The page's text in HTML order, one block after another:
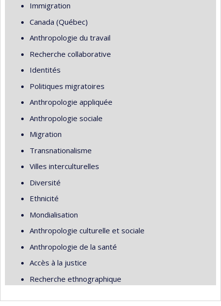
Immigration
Canada (Québec)
Anthropologie du travail
Recherche collaborative
Identités
Politiques migratoires
Anthropologie appliquée
Anthropologie sociale
Migration
Transnationalisme
Villes interculturelles
Diversité
Ethnicité
Mondialisation
Anthropologie culturelle et sociale
Anthropologie de la santé
Accès à la justice
Recherche ethnographique